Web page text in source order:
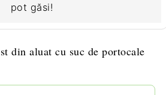
pot găsi!